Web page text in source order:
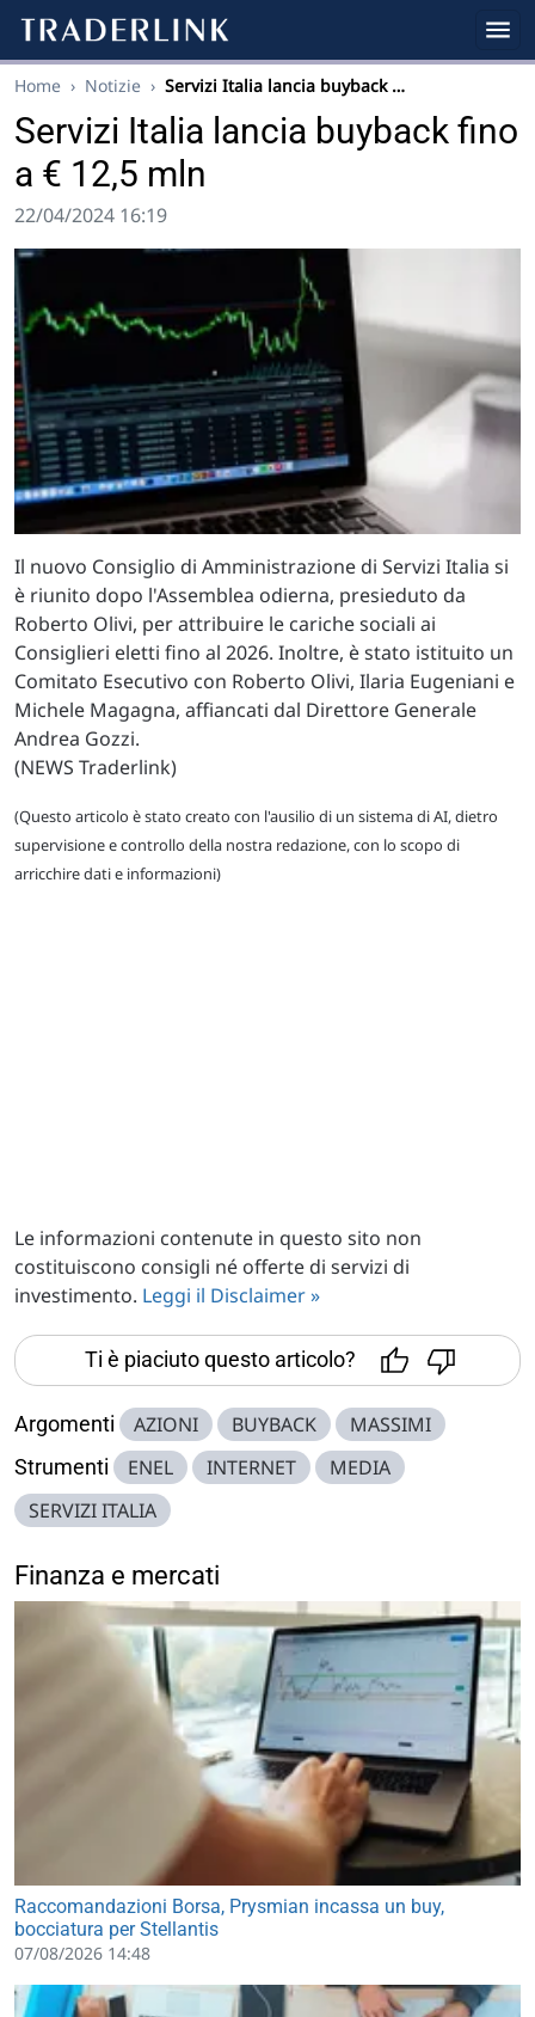
Home › Notizie › Servizi Italia lancia buyback …
Servizi Italia lancia buyback fino
a € 12,5 mln
22/04/2024 16:19
Il nuovo Consiglio di Amministrazione di Servizi Italia si
è riunito dopo l'Assemblea odierna, presieduto da
Roberto Olivi, per attribuire le cariche sociali ai
Consiglieri eletti fino al 2026. Inoltre, è stato istituito un
Comitato Esecutivo con Roberto Olivi, Ilaria Eugeniani e
Michele Magagna, affiancati dal Direttore Generale
Andrea Gozzi.
(NEWS Traderlink)
(Questo articolo è stato creato con l'ausilio di un sistema di AI, dietro
supervisione e controllo della nostra redazione, con lo scopo di
arricchire dati e informazioni)
Le informazioni contenute in questo sito non
costituiscono consigli né offerte di servizi di
investimento. Leggi il Disclaimer »
Ti è piaciuto questo articolo?
Argomenti AZIONI BUYBACK MASSIMI
Strumenti ENEL INTERNET
MEDIA
SERVIZI ITALIA
Finanza e mercati
Raccomandazioni Borsa, Prysmian incassa un buy,
bocciatura per Stellantis
07/08/2026 14:48